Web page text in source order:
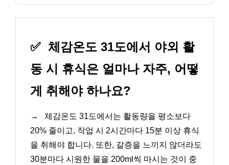
✅ 체감온도 31도에서 야외 활
동 시 휴식은 얼마나 자주, 어떻
게 취해야 하나요?
→
체감온도 31도에서는 활동량을 평소보다
20% 줄이고, 작업 시 2시간마다 15분 이상 휴식
을 취해야 합니다. 또한, 갈증을 느끼지 않더라도
30분마다 시원한 물을 200ml씩 마시는 것이 중